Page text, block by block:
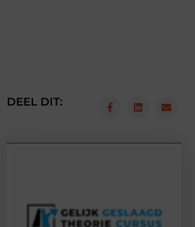
DEEL DIT: